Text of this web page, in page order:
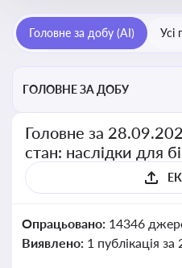
Головне за добу (AI) Усі
ГОЛОВНЕ ЗА ДОБУ
Головне за
стан: наслідки для
Опрацьовано: 14346
Виявлено: 1 публікація за